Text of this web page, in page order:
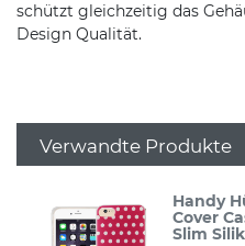
schützt gleichzeitig das
Design Qualität.
Verwandte Produkte
Handy
Cover
Slim